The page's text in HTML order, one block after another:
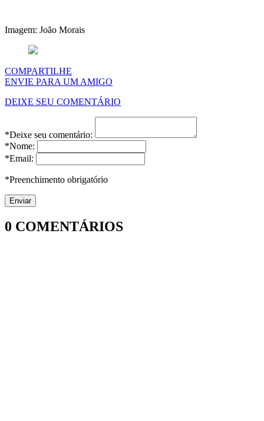
Imagem: João Morais
COMPARTILHE
ENVIE PARA UM AMIGO
DEIXE SEU COMENTÁRIO
*Deixe seu comentário:
*Nome:
*Email:
*Preenchimento obrigatório
0 COMENTÁRIOS